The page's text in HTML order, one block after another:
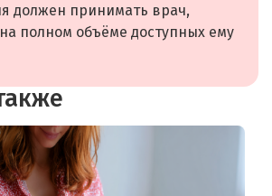
должен принимать врач,
полном объёме доступных ему